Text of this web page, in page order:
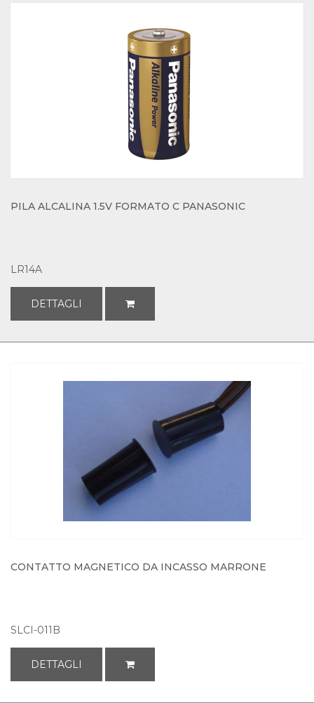
PILA ALCALINA 1.5V FORMATO C PANASONIC
LR14A
DETTAGLI
CONTATTO MAGNETICO DA INCASSO MARRONE
SLCI-011B
DETTAGLI